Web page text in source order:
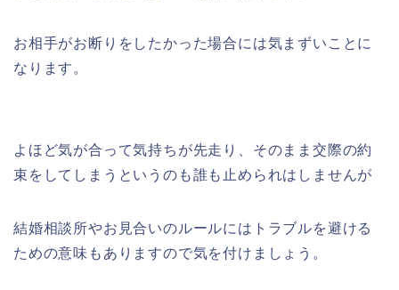
お相手がお断りをしたかった場合には気まずいことに
なります。
よほど気が合って気持ちが先走り、そのまま交際の約
束をしてしまうというのも誰も止められはしませんが
結婚相談所やお見合いのルールにはトラブルを避ける
ための意味もありますので気を付けましょう。